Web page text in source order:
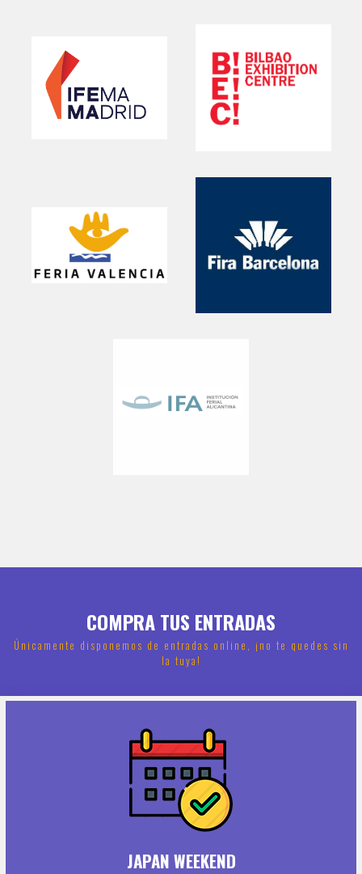
COMPRA TUS ENTRADAS
Únicamente disponemos de entradas online, ¡no te quedes sin
la tuya!
JAPAN WEEKEND